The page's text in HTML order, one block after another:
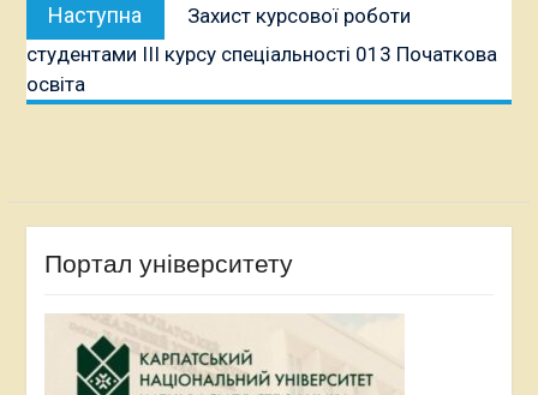
Наступна
публікація:
Захист курсової роботи
студентами ІІІ курсу спеціальності 013 Початкова
освіта
Портал університету